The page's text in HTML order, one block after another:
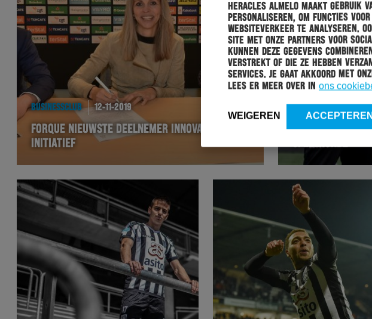
Heracles Almelo maakt gebruik
personaliseren, om functies
websiteverkeer te analyseren.
site met onze partners voor
kunnen deze gegevens
verstrekt of die ze hebben
services. Je gaat akkoord met
Lees er meer over in ons
WEIGEREN ACCEPTEREN
BUSINESSCLUB 12-11-2019
FORQUE NIEUWSTE DEELNEMER INNOVATIE-
INITIATIEF
ESPORTS 12-11-
HERACLES
SPEELRONDE